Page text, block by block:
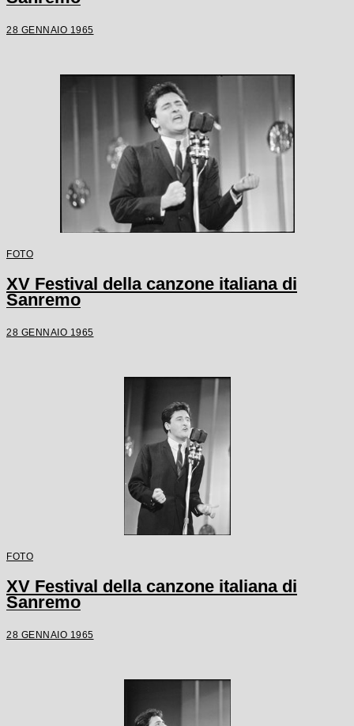
28 GENNAIO 1965
FOTO
XV Festival della canzone italiana di
Sanremo
28 GENNAIO 1965
FOTO
XV Festival della canzone italiana di
Sanremo
28 GENNAIO 1965